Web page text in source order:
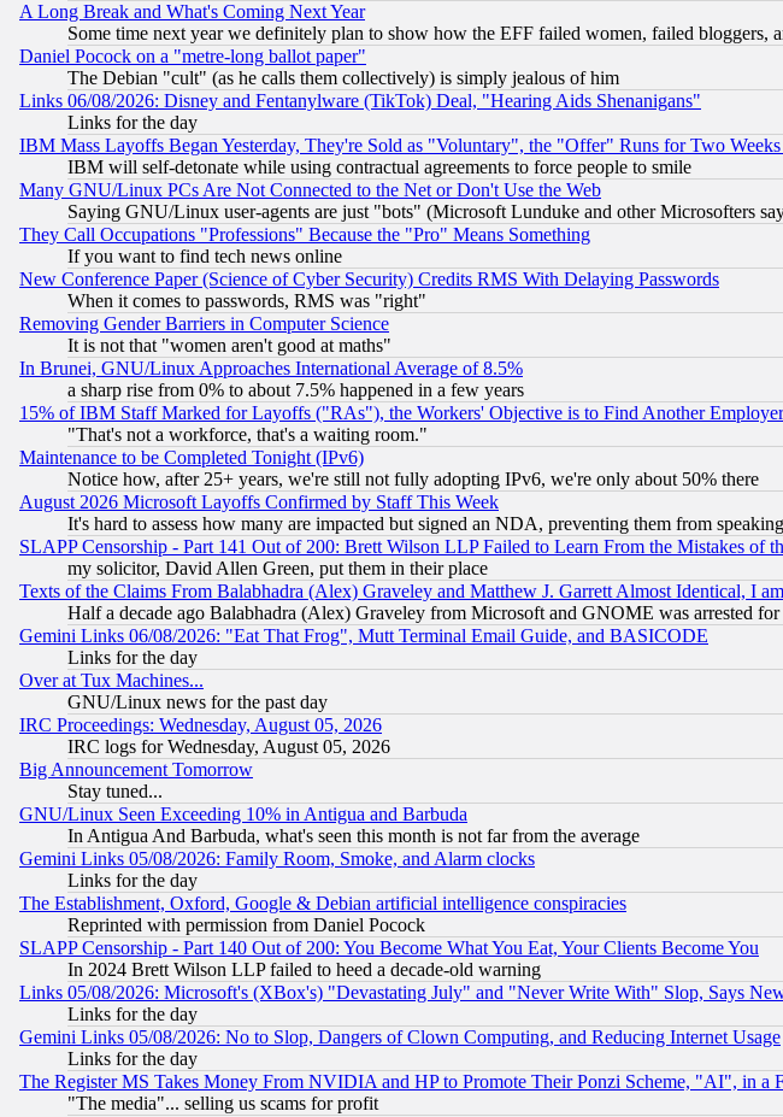
A Long Break and What's Coming Next Year
Some time next year we definitely plan to show how the EFF failed women, failed bloggers,
Daniel Pocock on a "metre-long ballot paper"
The Debian "cult" (as he calls them collectively) is simply jealous of him
Links 06/08/2026: Disney and Fentanylware (TikTok) Deal, "Hearing Aids Shenanigans"
Links for the day
IBM Mass Layoffs Began Yesterday, They're Sold as "Voluntary", the "Offer" Runs for Two
IBM will self-detonate while using contractual agreements to force people to smile
Many GNU/Linux PCs Are Not Connected to the Net or Don't Use the Web
Saying GNU/Linux user-agents are just "bots" (Microsoft Lunduke and other Microsofters
They Call Occupations "Professions" Because the "Pro" Means Something
If you want to find tech news online
New Conference Paper (Science of Cyber Security) Credits RMS With Delaying Passwords
When it comes to passwords, RMS was "right"
Removing Gender Barriers in Computer Science
It is not that "women aren't good at maths"
In Brunei, GNU/Linux Approaches International Average of 8.5%
a sharp rise from 0% to about 7.5% happened in a few years
15% of IBM Staff Marked for Layoffs ("RAs"), the Workers' Objective is to Find Another
"That's not a workforce, that's a waiting room."
Maintenance to be Completed Tonight (IPv6)
Notice how, after 25+ years, we're still not fully adopting IPv6, we're only about 50% there
August 2026 Microsoft Layoffs Confirmed by Staff This Week
It's hard to assess how many are impacted but signed an NDA, preventing them from
SLAPP Censorship - Part 141 Out of 200: Brett Wilson LLP Failed to Learn From the Mistakes of
my solicitor, David Allen Green, put them in their place
Texts of the Claims From Balabhadra (Alex) Graveley and Matthew J. Garrett Almost Identical, I
Half a decade ago Balabhadra (Alex) Graveley from Microsoft and GNOME was arrested for
Gemini Links 06/08/2026: "Eat That Frog", Mutt Terminal Email Guide, and BASICODE
Links for the day
Over at Tux Machines...
GNU/Linux news for the past day
IRC Proceedings: Wednesday, August 05, 2026
IRC logs for Wednesday, August 05, 2026
Big Announcement Tomorrow
Stay tuned...
GNU/Linux Seen Exceeding 10% in Antigua and Barbuda
In Antigua And Barbuda, what's seen this month is not far from the average
Gemini Links 05/08/2026: Family Room, Smoke, and Alarm clocks
Links for the day
The Establishment, Oxford, Google & Debian artificial intelligence conspiracies
Reprinted with permission from Daniel Pocock
SLAPP Censorship - Part 140 Out of 200: You Become What You Eat, Your Clients Become You
In 2024 Brett Wilson LLP failed to heed a decade-old warning
Links 05/08/2026: Microsoft's (XBox's) "Devastating July" and "Never Write With" Slop, Says
Links for the day
Gemini Links 05/08/2026: No to Slop, Dangers of Clown Computing, and Reducing Internet Usage
Links for the day
The Register MS Takes Money From NVIDIA and HP to Promote Their Ponzi Scheme, "AI", in a
"The media"... selling us scams for profit